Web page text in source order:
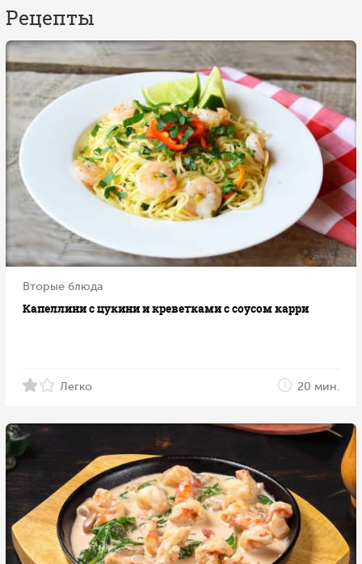
Рецепты
Вторые блюда
Капеллини с цукини и креветками с соусом карри
Легко 20 мин.